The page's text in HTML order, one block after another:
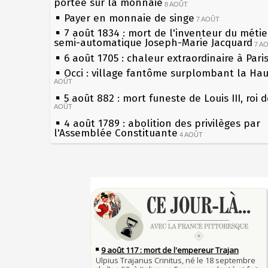
portée sur la monnaie 8 AOÛT
Payer en monnaie de singe 7 AOÛT
7 août 1834 : mort de l'inventeur du
semi-automatique Joseph-Marie Jacquard 7
6 août 1705 : chaleur extraordinaire à Paris
Occi : village fantôme surplombant la
AOÛT
5 août 882 : mort funeste de Louis III, roi
AOÛT
4 août 1789 : abolition des privilèges par
l'Assemblée Constituante 4 AOÛT
3 août 1770 : mort du chimiste Guillaume-
2 août 1802 : Bonaparte est nommé
1er août 1589 : Henri III est poignardé à
par Jacques Clément, moine jacobin
31 juillet 1899 : décret instaurant les
boîtes aux lettres en fonte de Léon
les siècles
27 mai 1610 : supplice de François
du roi Henri IV
Pierre qui roule n'amasse pas mousse
Qui aime bien châtie bien
Tout vient à point à qui sait attendre